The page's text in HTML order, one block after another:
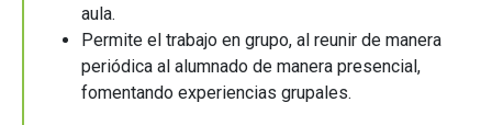
aula.
Permite el trabajo en grupo, al reunir de manera
periódica al alumnado de manera presencial,
fomentando experiencias grupales.